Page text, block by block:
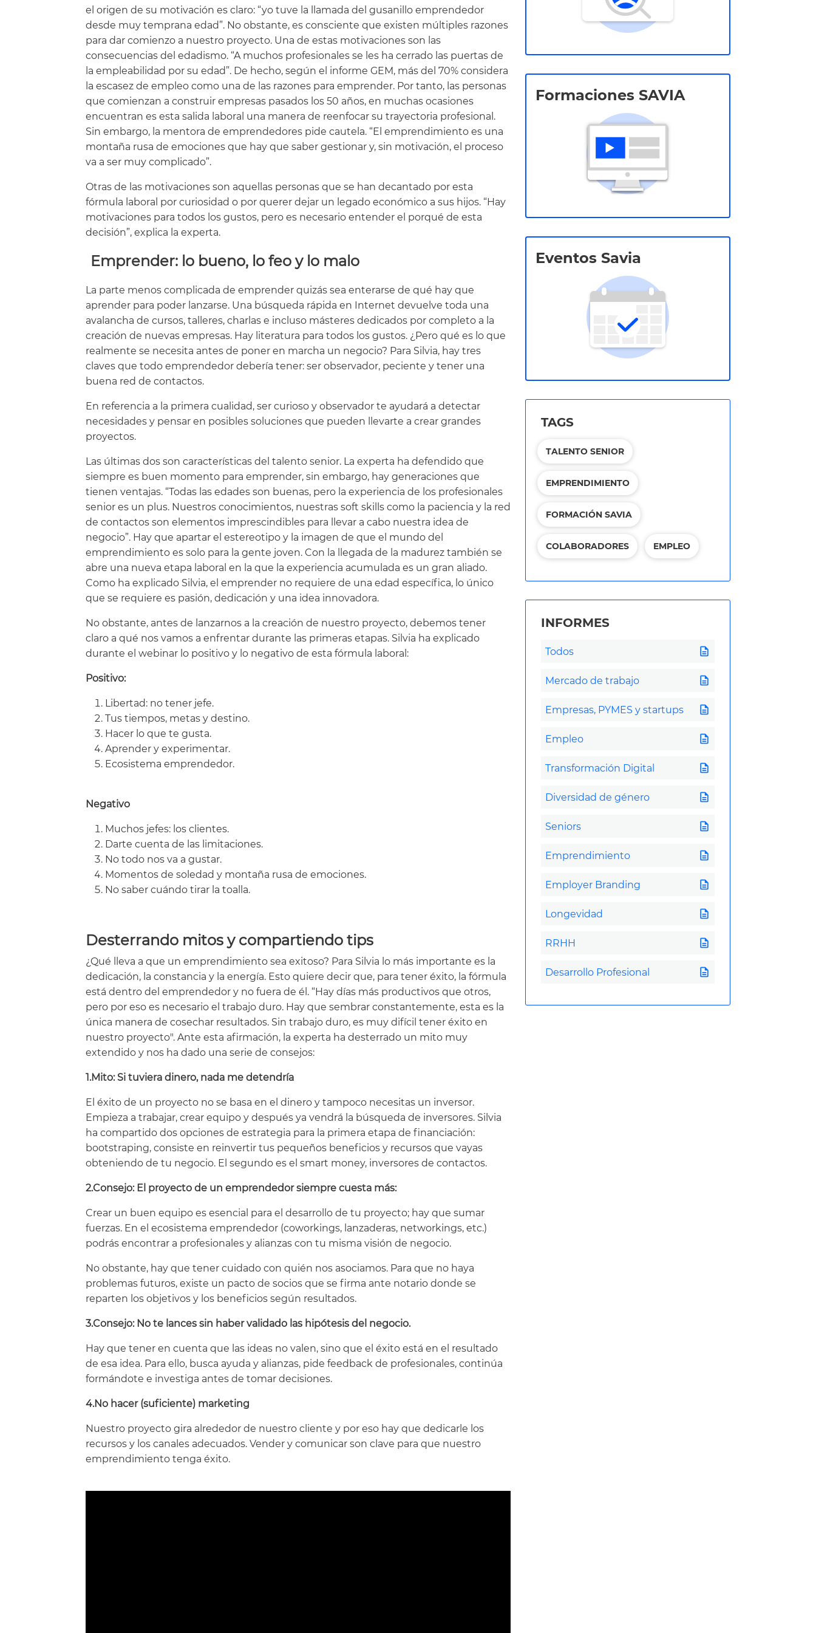
el origen de su motivación es claro: “yo tuve la llamada del gusanillo emprendedor
desde muy temprana edad”. No obstante, es consciente que existen múltiples razones
para dar comienzo a nuestro proyecto. Una de estas motivaciones son las
consecuencias del edadismo. “A muchos profesionales se les ha cerrado las puertas de
la empleabilidad por su edad”. De hecho, según el informe GEM, más del 70% considera
la escasez de empleo como una de las razones para emprender. Por tanto, las personas
que comienzan a construir empresas pasados los 50 años, en muchas ocasiones
encuentran es esta salida laboral una manera de reenfocar su trayectoria profesional.
Sin embargo, la mentora de emprendedores pide cautela. “El emprendimiento es una
montaña rusa de emociones que hay que saber gestionar y, sin motivación, el proceso
va a ser muy complicado”.
Otras de las motivaciones son aquellas personas que se han decantado por esta
fórmula laboral por curiosidad o por querer dejar un legado económico a sus hijos. “Hay
motivaciones para todos los gustos, pero es necesario entender el porqué de esta
decisión”, explica la experta.
Emprender: lo bueno, lo feo y lo malo
La parte menos complicada de emprender quizás sea enterarse de qué hay que
aprender para poder lanzarse. Una búsqueda rápida en Internet devuelve toda una
avalancha de cursos, talleres, charlas e incluso másteres dedicados por completo a la
creación de nuevas empresas. Hay literatura para todos los gustos. ¿Pero qué es lo que
realmente se necesita antes de poner en marcha un negocio? Para Silvia, hay tres
claves que todo emprendedor debería tener: ser observador, peciente y tener una
buena red de contactos.
En referencia a la primera cualidad, ser curioso y observador te ayudará a detectar
necesidades y pensar en posibles soluciones que pueden llevarte a crear grandes
proyectos.
Las últimas dos son características del talento senior. La experta ha defendido que
siempre es buen momento para emprender, sin embargo, hay generaciones que
tienen ventajas. “Todas las edades son buenas, pero la experiencia de los profesionales
senior es un plus. Nuestros conocimientos, nuestras soft skills como la paciencia y la red
de contactos son elementos imprescindibles para llevar a cabo nuestra idea de
negocio”. Hay que apartar el estereotipo y la imagen de que el mundo del
emprendimiento es solo para la gente joven. Con la llegada de la madurez también se
abre una nueva etapa laboral en la que la experiencia acumulada es un gran aliado.
Como ha explicado Silvia, el emprender no requiere de una edad específica, lo único
que se requiere es pasión, dedicación y una idea innovadora.
No obstante, antes de lanzarnos a la creación de nuestro proyecto, debemos tener
claro a qué nos vamos a enfrentar durante las primeras etapas. Silvia ha explicado
durante el webinar lo positivo y lo negativo de esta fórmula laboral:
Positivo:
Libertad: no tener jefe.
Tus tiempos, metas y destino.
Hacer lo que te gusta.
Aprender y experimentar.
Ecosistema emprendedor.
Negativo
Muchos jefes: los clientes.
Darte cuenta de las limitaciones.
No todo nos va a gustar.
Momentos de soledad y montaña rusa de emociones.
No saber cuándo tirar la toalla.
Desterrando mitos y compartiendo tips
¿Qué lleva a que un emprendimiento sea exitoso? Para Silvia lo más importante es la
dedicación, la constancia y la energía. Esto quiere decir que, para tener éxito, la fórmula
está dentro del emprendedor y no fuera de él. “Hay días más productivos que otros,
pero por eso es necesario el trabajo duro. Hay que sembrar constantemente, esta es la
única manera de cosechar resultados. Sin trabajo duro, es muy difícil tener éxito en
nuestro proyecto". Ante esta afirmación, la experta ha desterrado un mito muy
extendido y nos ha dado una serie de consejos:
1.Mito: Si tuviera dinero, nada me detendría
El éxito de un proyecto no se basa en el dinero y tampoco necesitas un inversor.
Empieza a trabajar, crear equipo y después ya vendrá la búsqueda de inversores. Silvia
ha compartido dos opciones de estrategia para la primera etapa de financiación:
bootstraping, consiste en reinvertir tus pequeños beneficios y recursos que vayas
obteniendo de tu negocio. El segundo es el smart money, inversores de contactos.
2.Consejo: El proyecto de un emprendedor siempre cuesta más:
Crear un buen equipo es esencial para el desarrollo de tu proyecto; hay que sumar
fuerzas. En el ecosistema emprendedor (coworkings, lanzaderas, networkings, etc.)
podrás encontrar a profesionales y alianzas con tu misma visión de negocio.
No obstante, hay que tener cuidado con quién nos asociamos. Para que no haya
problemas futuros, existe un pacto de socios que se firma ante notario donde se
reparten los objetivos y los beneficios según resultados.
3.Consejo: No te lances sin haber validado las hipótesis del negocio.
Hay que tener en cuenta que las ideas no valen, sino que el éxito está en el resultado
de esa idea. Para ello, busca ayuda y alianzas, pide feedback de profesionales, continúa
formándote e investiga antes de tomar decisiones.
4.No hacer (suficiente) marketing
Nuestro proyecto gira alrededor de nuestro cliente y por eso hay que dedicarle los
recursos y los canales adecuados. Vender y comunicar son clave para que nuestro
emprendimiento tenga éxito.
Formaciones SAVIA
Eventos Savia
TAGS
TALENTO SENIOR
EMPRENDIMIENTO
FORMACIÓN SAVIA
COLABORADORES EMPLEO
INFORMES
Todos description
Mercado de trabajo description
Empresas, PYMES y startups description
Empleo description
Transformación Digital description
Diversidad de género description
Seniors description
Emprendimiento description
Employer Branding description
Longevidad description
RRHH description
Desarrollo Profesional description